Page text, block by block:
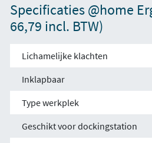
Specificaties @home
66,79 incl. BTW)
Lichamelijke klachten
Inklapbaar
Type werkplek
Geschikt voor dockingstation